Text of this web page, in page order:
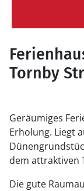
Tornby
Geräumiges
Erholung. Liegt
dem attraktiven
Die gute